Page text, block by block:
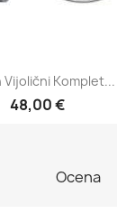
Vijolični Komplet...
48,00 €
Ocena